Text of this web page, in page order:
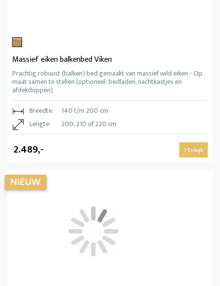
Massief eiken balkenbed Viken
Prachtig robuust (balken) bed gemaakt van massief wild eiken - Op
maat samen te stellen (optioneel: bedladen, nachtkastjes en
afdekdoppen)
Breedte:
140 t/m 200 cm
Lengte:
200, 210 of 220 cm
2.489,- Bekijk